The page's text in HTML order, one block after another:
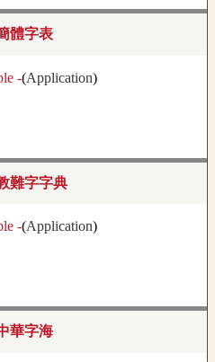
體字表
-(Application)
難字字典
-(Application)
華字海